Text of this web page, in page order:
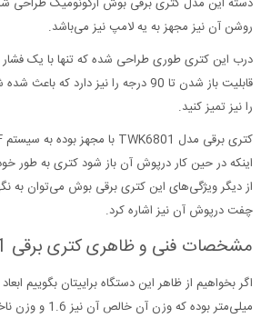
روشن آن نیز مجهز به یه لامپ نیز می‌باشد.
درب این کتری طوری طراحی شده که تنها با یک
قابلیت باز شدن تا 90 درجه را نیز دارد
را نیز تمیز کنید.
اینکه در حین کار درپوش آن باز شود کتری به طور
از دیگر ویژگی‌های این کتری برقی بوش می‌توان به
چفت درپوش آن نیز اشاره کرد.
مشخصات فنی و ظاهری کتری برقی TWK6801 بوش